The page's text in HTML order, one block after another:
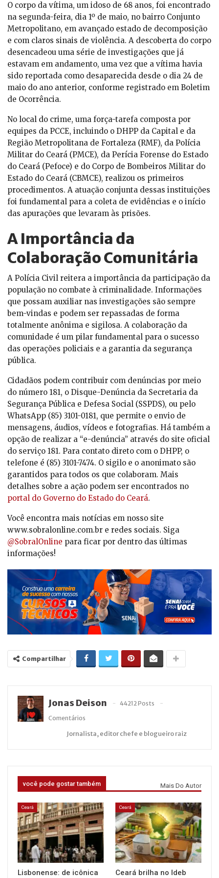
O corpo da vítima, um idoso de 68 anos, foi encontrado
na segunda-feira, dia 1º de maio, no bairro Conjunto
Metropolitano, em avançado estado de decomposição
e com claros sinais de violência. A descoberta do corpo
desencadeou uma série de investigações que já
estavam em andamento, uma vez que a vítima havia
sido reportada como desaparecida desde o dia 24 de
maio do ano anterior, conforme registrado em Boletim
de Ocorrência.
No local do crime, uma força-tarefa composta por
equipes da PCCE, incluindo o DHPP da Capital e da
Região Metropolitana de Fortaleza (RMF), da Polícia
Militar do Ceará (PMCE), da Perícia Forense do Estado
do Ceará (Pefoce) e do Corpo de Bombeiros Militar do
Estado do Ceará (CBMCE), realizou os primeiros
procedimentos. A atuação conjunta dessas instituições
foi fundamental para a coleta de evidências e o início
das apurações que levaram às prisões.
A Importância da
Colaboração Comunitária
A Polícia Civil reitera a importância da participação da
população no combate à criminalidade. Informações
que possam auxiliar nas investigações são sempre
bem-vindas e podem ser repassadas de forma
totalmente anônima e sigilosa. A colaboração da
comunidade é um pilar fundamental para o sucesso
das operações policiais e a garantia da segurança
pública.
Cidadãos podem contribuir com denúncias por meio
do número 181, o Disque-Denúncia da Secretaria da
Segurança Pública e Defesa Social (SSPDS), ou pelo
WhatsApp (85) 3101-0181, que permite o envio de
mensagens, áudios, vídeos e fotografias. Há também a
opção de realizar a “e-denúncia” através do site oficial
do serviço 181. Para contato direto com o DHPP, o
telefone é (85) 3101-7474. O sigilo e o anonimato são
garantidos para todos os que colaboram. Mais
detalhes sobre a ação podem ser encontrados no
portal do Governo do Estado do Ceará.
Você encontra mais notícias em nosso site
www.sobralonline.com.br e redes sociais. Siga
@SobralOnline para ficar por dentro das últimas
informações!
Compartilhar
Jonas Deison
44212 Posts
Comentários
Jornalista, editor chefe e blogueiro raiz
você pode gostar também Mais Do Autor
Ceará
Lisbonense: de icônica
Ceará
Ceará brilha no Ideb